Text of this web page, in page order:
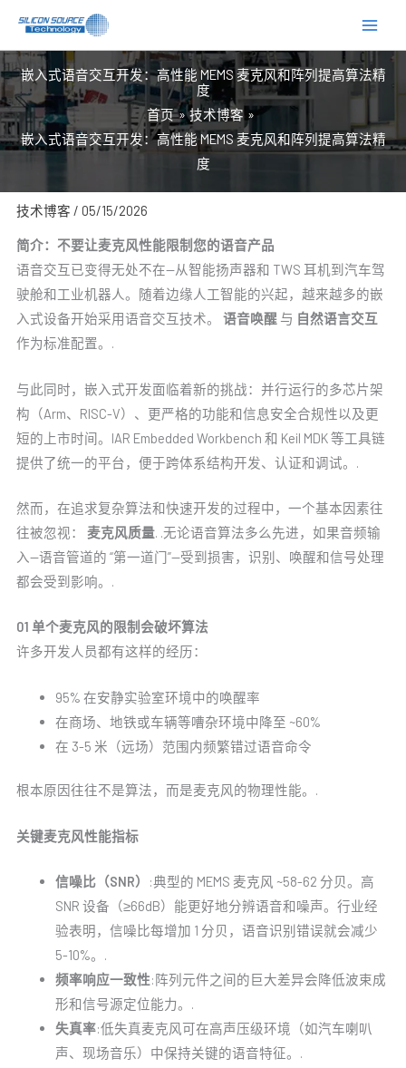
内
容
嵌入式语音交互开发：高性能 MEMS 麦克风和阵列提高算法精
度
首页
技术博客
嵌入式语音交互开发：高性能 MEMS 麦克风和阵列提高算法精
度
技术博客 / 05/15/2026
简介：不要让麦克风性能限制您的语音产品
语音交互已变得无处不在--从智能扬声器和 TWS 耳机到汽车驾
驶舱和工业机器人。随着边缘人工智能的兴起，越来越多的嵌
入式设备开始采用语音交互技术。 语音唤醒与 自然语言交互
作为标准配置。.
与此同时，嵌入式开发面临着新的挑战：并行运行的多芯片架
构（Arm、RISC-V）、更严格的功能和信息安全合规性以及更
短的上市时间。IAR Embedded Workbench 和 Keil MDK 等工具链
提供了统一的平台，便于跨体系结构开发、认证和调试。.
然而，在追求复杂算法和快速开发的过程中，一个基本因素往
往被忽视： 麦克风质量. .无论语音算法多么先进，如果音频输
入--语音管道的 “第一道门”--受到损害，识别、唤醒和信号处理
都会受到影响。.
01 单个麦克风的限制会破坏算法
许多开发人员都有这样的经历：
95% 在安静实验室环境中的唤醒率
在商场、地铁或车辆等嘈杂环境中降至 ~60%
在 3-5 米（远场）范围内频繁错过语音命令
根本原因往往不是算法，而是麦克风的物理性能。.
关键麦克风性能指标
信噪比（SNR） :典型的 MEMS 麦克风 ~58-62 分贝。高
SNR 设备（≥66dB）能更好地分辨语音和噪声。行业经
验表明，信噪比每增加 1 分贝，语音识别错误就会减少
5-10%。.
频率响应一致性:阵列元件之间的巨大差异会降低波束成
形和信号源定位能力。.
失真率:低失真麦克风可在高声压级环境（如汽车喇叭
声、现场音乐）中保持关键的语音特征。.